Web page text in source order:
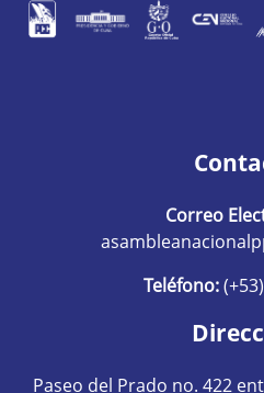
Correo
Teléfono:
Paseo del Prado no. 422